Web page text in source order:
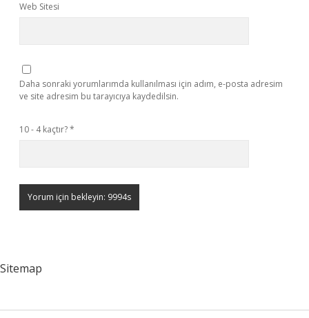
Web Sitesi
Daha sonraki yorumlarımda kullanılması için adım, e-posta adresim
ve site adresim bu tarayıcıya kaydedilsin.
10 - 4 kaçtır?*
Sitemap